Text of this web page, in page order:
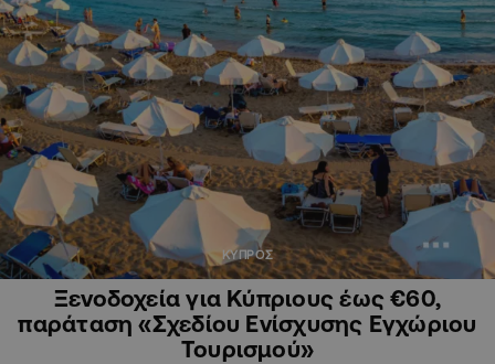
ΚΥΠΡΟΣ
Ξενοδοχεία για Κύπριους έως €60,
παράταση «Σχεδίου Ενίσχυσης Εγχώριου
Τουρισμού»